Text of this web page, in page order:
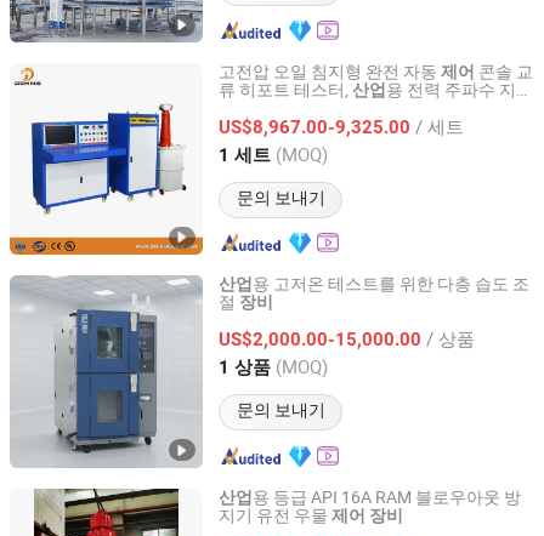
고전압 오일 침지형 완전 자동 제어 콘솔 교
류 히포트 테스터, 산업 용 전력 주파수 지능
US$8,967.00-9,325.00 / 세트
1 세트 (MOQ)
문의 보내기
Shanghai Demiks Electric Power Technology Co., Ltd.
Shanghai, China 이후 2025
산업 용 고저온 테스트를 위한 다층 습도 조
절 장비
US$2,000.00-15,000.00 / 상품
1 상품 (MOQ)
문의 보내기
Guangdong MENTEK Testing Equipment Co.,Ltd
Guangdong, China 이후 2024
산업 용 등급 API 16A RAM 블로우아웃 방
지기 유전 우물 제어 장비
Jianhu Jinji Import and Export Co., Ltd